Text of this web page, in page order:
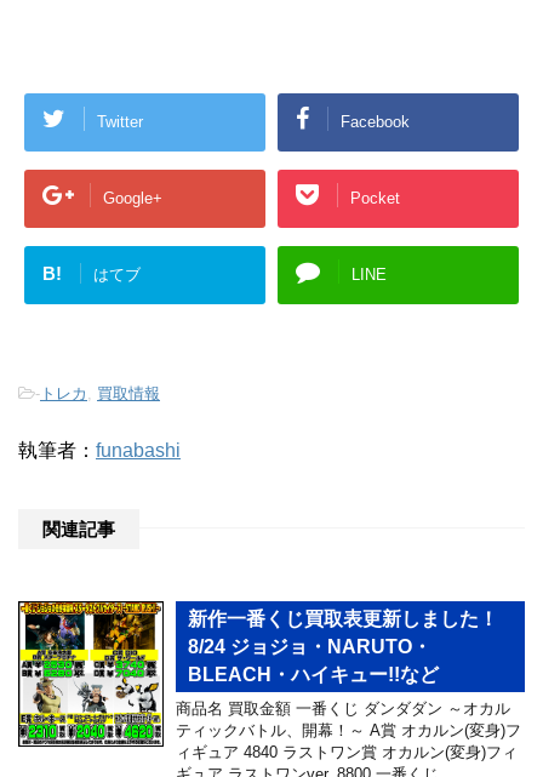
Twitter Facebook
Google+ Pocket
B! はてブ LINE
- トレカ , 買取情報
執筆者： funabashi
関連記事
新作一番くじ買取表更新しました！
8/24 ジョジョ・NARUTO・
BLEACH・ハイキュー!!など
商品名 買取金額 一番くじ ダンダダン ～オカル
ティックバトル、開幕！～ A賞 オカルン(変身)フ
ィギュア 4840 ラストワン賞 オカルン(変身)フィ